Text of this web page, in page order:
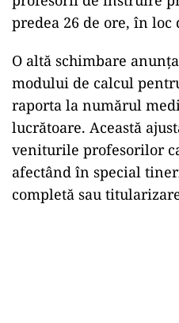
predea 26 de ore, în loc
O altă schimbare
modului de calcul
raporta la numărul
lucrătoare. Această
veniturile profesorilor
afectând în special
completă sau